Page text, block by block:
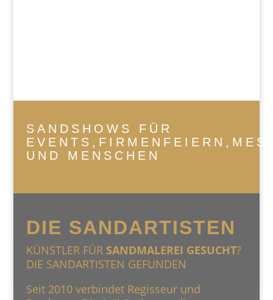
SANDSHOWS FÜR
UND MENSCHEN
DIE SANDARTISTEN
KÜNSTLER FÜR SANDMALEREI GESUCHT?
DIE SANDARTISTEN GEFUNDEN
Seit 2010 verbindet Regisseur und